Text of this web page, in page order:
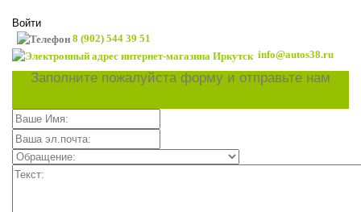
Войти
8 (902) 544 39 51
info@autos38.ru
Заполните пожалуйста форму и отправьте нам